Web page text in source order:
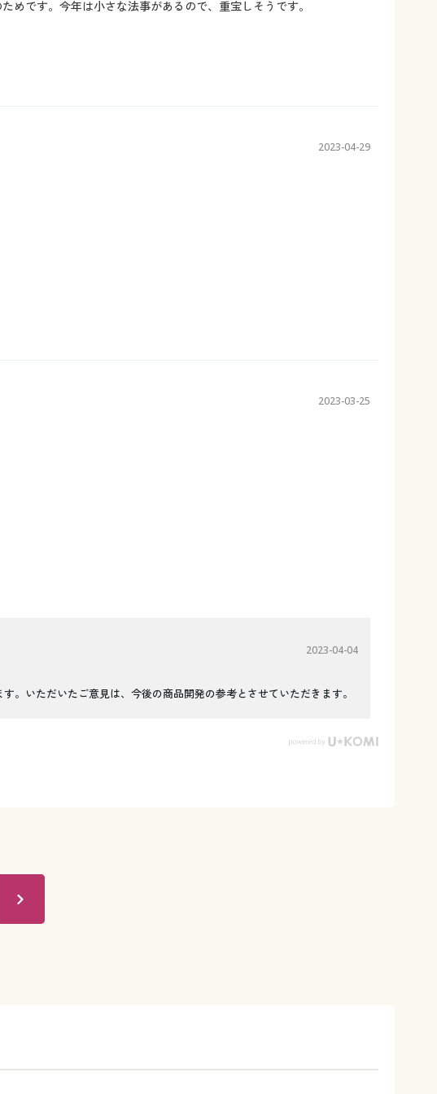
です。今年は小さな法事があるので、重宝しそうです。
2023-04-29
2023-03-25
2023-04-04
。いただいたご意見は、今後の商品開発の参考とさせていただきます。